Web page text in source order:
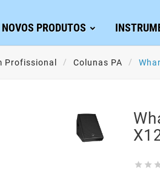
NOVOS PRODUTOS
Profissional Colunas PA
 